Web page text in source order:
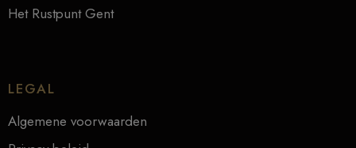
Het Rustpunt Gent
LEGAL
Algemene voorwaarden